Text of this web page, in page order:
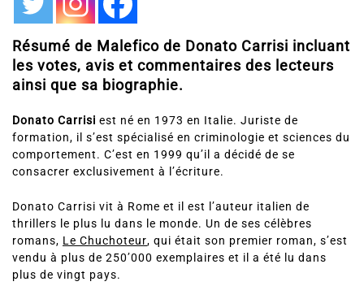
Résumé de Malefico de Donato Carrisi incluant
les votes, avis et commentaires des lecteurs
ainsi que sa biographie.
Donato Carrisi est né en 1973 en Italie. Juriste de
formation, il s’est spécialisé en criminologie et sciences du
comportement. C’est en 1999 qu’il a décidé de se
consacrer exclusivement à l’écriture.
Donato Carrisi vit à Rome et il est l’auteur italien de
thrillers le plus lu dans le monde. Un de ses célèbres
romans, Le Chuchoteur, qui était son premier roman, s’est
vendu à plus de 250’000 exemplaires et il a été lu dans
plus de vingt pays.